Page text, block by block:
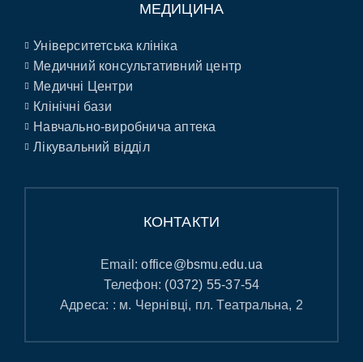
МЕДИЦИНА
Університетська клініка
Медичний консультативний центр
Медичні Центри
Клінічні бази
Навчально-виробнича аптека
Лікувальний відділ
КОНТАКТИ
Email:office@bsmu.edu.ua
Телефон: (0372) 55-37-54
Адреса: : м. Чернівці, пл. Театральна, 2